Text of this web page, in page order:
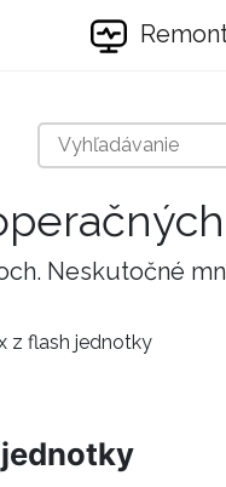
Neskutočné
z flash jednotky